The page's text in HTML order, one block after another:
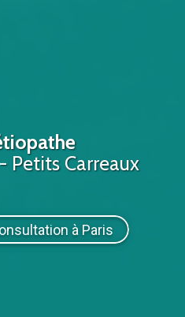
Petits Carreaux
à Paris